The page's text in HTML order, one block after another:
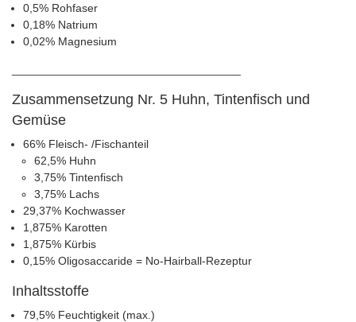
0,5% Rohfaser
0,18% Natrium
0,02% Magnesium
Zusammensetzung Nr. 5 Huhn, Tintenfisch und
Gemüse
66% Fleisch- /Fischanteil
62,5% Huhn
3,75% Tintenfisch
3,75% Lachs
29,37% Kochwasser
1,875% Karotten
1,875% Kürbis
0,15% Oligosaccaride = No-Hairball-Rezeptur
Inhaltsstoffe
79,5% Feuchtigkeit (max.)